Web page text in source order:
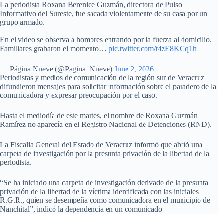
La periodista Roxana Berenice Guzmán, directora de Pulso
Informativo del Sureste, fue sacada violentamente de su casa por un
grupo armado.
En el video se observa a hombres entrando por la fuerza al domicilio.
Familiares grabaron el momento… pic.twitter.com/t4zE8KCq1h
— Página Nueve (@Pagina_Nueve) June 2, 2026
Periodistas y medios de comunicación de la región sur de Veracruz
difundieron mensajes para solicitar información sobre el paradero de la
comunicadora y expresar preocupación por el caso.
Hasta el mediodía de este martes, el nombre de Roxana Guzmán
Ramírez no aparecía en el Registro Nacional de Detenciones (RND).
La Fiscalía General del Estado de Veracruz informó que abrió una
carpeta de investigación por la presunta privación de la libertad de la
periodista.
“Se ha iniciado una carpeta de investigación derivado de la presunta
privación de la libertad de la víctima identificada con las iniciales
R.G.R., quien se desempeña como comunicadora en el municipio de
Nanchital”, indicó la dependencia en un comunicado.